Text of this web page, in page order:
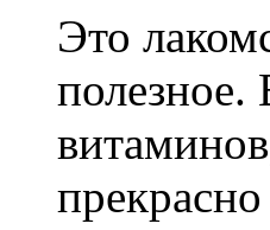
Это
полезное.